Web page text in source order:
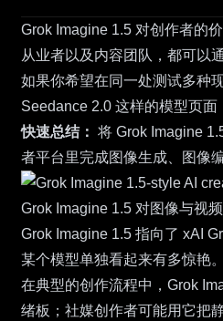
Grok Imagine 1.5 对创作者的
从业者以及内容团队，都可以
如果你希望在同一处测试多种
Seedance 2.0 这样的模型页面
快速总结： 将 Grok Imagine
者平台里完成图像生成、图像
Grok Imagine 1.5 对图像与视
Grok Imagine 1.5 指向了 xAI
某个模型单独看起来有多惊艳
在典型的创作流程中，Grok
绪板；社媒创作者可能用它把